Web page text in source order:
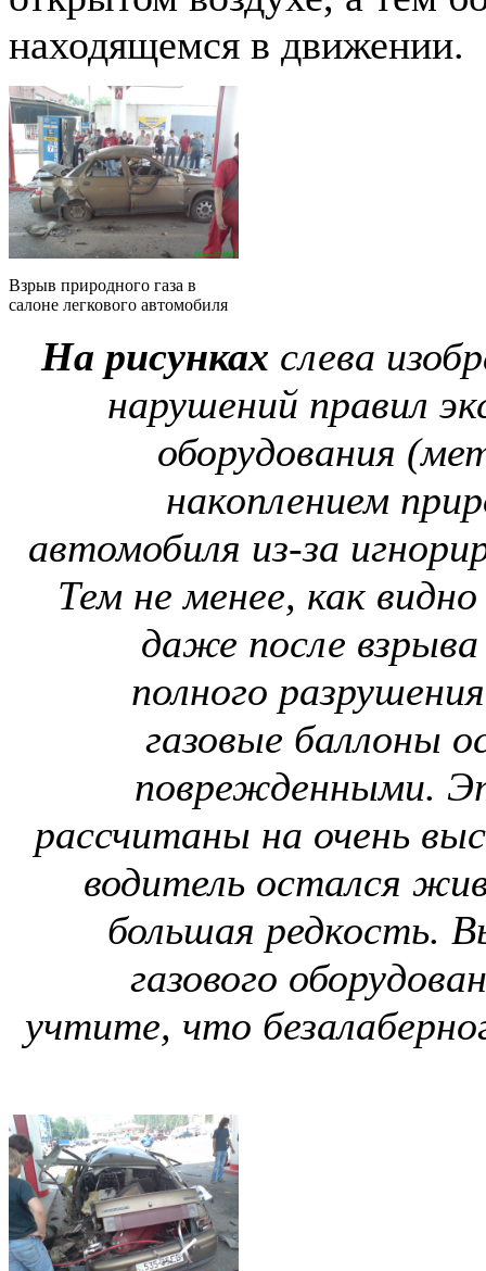
находящемся в движении.
Взрыв природного газа в
салоне легкового автомобиля
На рисунках слева
нарушений правил
оборудования
накоплением
автомобиля из-за
Тем не менее, как
даже после
полного
газовые баллоны
поврежденными.
рассчитаны на очень
водитель остался
большая редкость.
газового
учтите, что